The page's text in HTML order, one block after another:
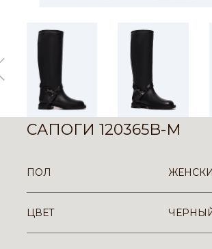
САПОГИ 120365B-M
ПОЛ
ЦВЕТ